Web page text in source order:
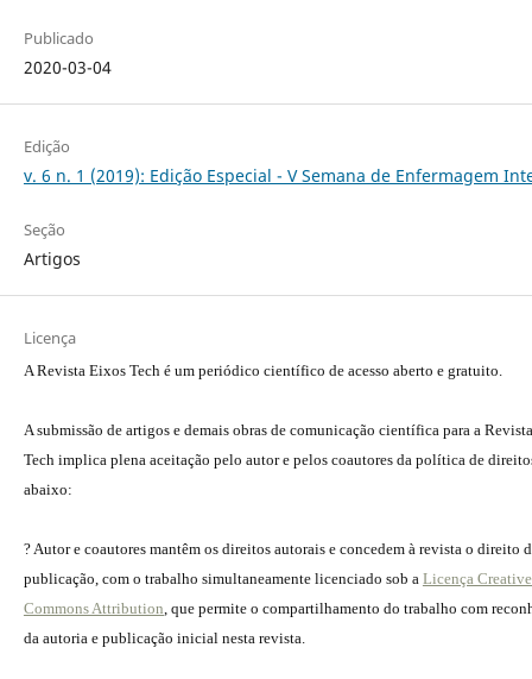
Publicado
2020-03-04
Edição
v. 6 n. 1 (2019): Edição Especial - V Semana de Enfermagem
Seção
Artigos
Licença
A Revista Eixos Tech é um periódico científico de acesso aberto e gratuito.
A submissão de artigos e demais obras de comunicação científica para a
Tech implica plena aceitação pelo autor e pelos coautores da política de
abaixo:
? Autor e coautores mantêm os direitos autorais e concedem à revista o direito
publicação, com o trabalho simultaneamente licenciado sob a Licença Creative
Commons Attribution, que permite o compartilhamento do trabalho com
da autoria e publicação inicial nesta revista.